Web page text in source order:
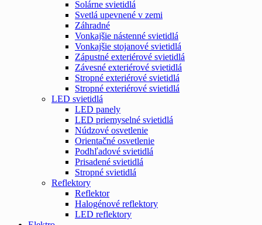
Solárne svietidlá
Svetlá upevnené v zemi
Záhradné
Vonkajšie nástenné svietidlá
Vonkajšie stojanové svietidlá
Zápustné exteriérové svietidlá
Závesné exteriérové svietidlá
Stropné exteriérové svietidlá
Stropné exteriérové svietidlá
LED svietidlá
LED panely
LED priemyselné svietidlá
Núdzové osvetlenie
Orientačné osvetlenie
Podhľadové svietidlá
Prisadené svietidlá
Stropné svietidlá
Reflektory
Reflektor
Halogénové reflektory
LED reflektory